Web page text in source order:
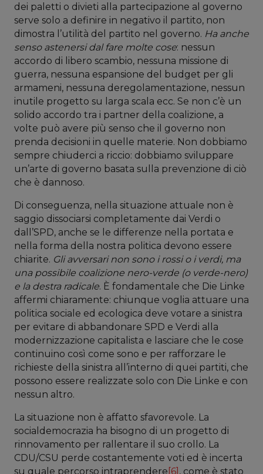
dei paletti o divieti alla partecipazione al governo
serve solo a definire in negativo il partito, non
dimostra l’utilità del partito nel governo. Ha anche
senso astenersi dal fare molte cose: nessun
accordo di libero scambio, nessuna missione di
guerra, nessuna espansione del budget per gli
armameni, nessuna deregolamentazione, nessun
inutile progetto su larga scala ecc. Se non c’è un
solido accordo tra i partner della coalizione, a
volte può avere più senso che il governo non
prenda decisioni in quelle materie. Non dobbiamo
sempre chiuderci a riccio: dobbiamo sviluppare
un’arte di governo basata sulla prevenzione di ciò
che è dannoso.
Di conseguenza, nella situazione attuale non è
saggio dissociarsi completamente dai Verdi o
dall’SPD, anche se le differenze nella portata e
nella forma della nostra politica devono essere
chiarite. Gli avversari non sono i rossi o i verdi, ma
una possibile coalizione nero-verde (o verde-nero)
e la destra radicale. È fondamentale che Die Linke
affermi chiaramente: chiunque voglia attuare una
politica sociale ed ecologica deve votare a sinistra
per evitare di abbandonare SPD e Verdi alla
modernizzazione capitalista e lasciare che le cose
continuino così come sono e per rafforzare le
richieste della sinistra all’interno di quei partiti, che
possono essere realizzate solo con Die Linke e con
nessun altro.
La situazione non è affatto sfavorevole. La
socialdemocrazia ha bisogno di un progetto di
rinnovamento per rallentare il suo crollo. La
CDU/CSU perde costantemente voti ed è incerta
su quale percorso intraprendere [6] , come è stato